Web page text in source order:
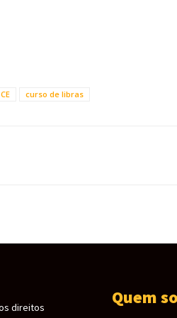
CE curso de libras
direitos
Quem